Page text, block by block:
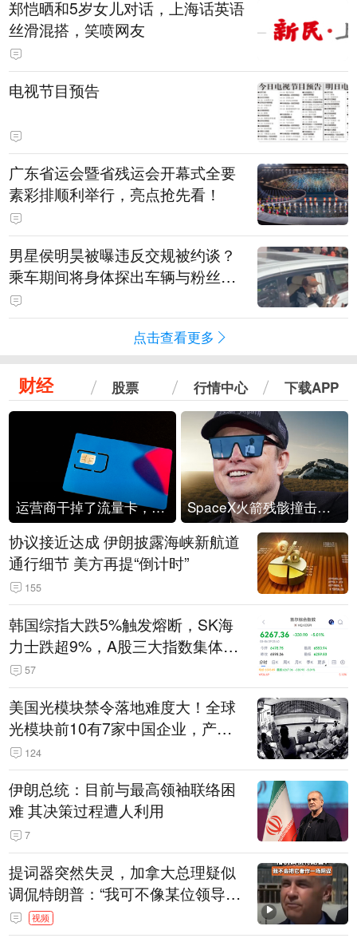
郑恺晒和5岁女儿对话，上海话英语
丝滑混搭，笑喷网友
电视节目预告
广东省运会暨省残运会开幕式全要
素彩排顺利举行，亮点抢先看！
男星侯明昊被曝违反交规被约谈？
乘车期间将身体探出车辆与粉丝打
招呼，当地交警回应
点击查看更多
财经 股票 行情中心 下载APP
运营商干掉了流量卡，他们真的玩不起了 SpaceX火箭残骸撞击月球
协议接近达成 伊朗披露海峡新航道
通行细节 美方再提“倒计时”
155
韩国综指大跌5%触发熔断，SK海
力士跌超9%，A股三大指数集体低
开 57
美国光模块禁令落地难度大！全球
光模块前10有7家中国企业，产业
界人士：想“脱钩”并不容易
124
伊朗总统：目前与最高领袖联络困
难 其决策过程遭人利用
7
提词器突然失灵，加拿大总理疑似
调侃特朗普：“我可不像某位领导
人，把这当成一场阴谋”，全场哄笑
视频